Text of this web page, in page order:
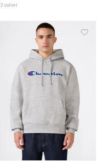
2 colori